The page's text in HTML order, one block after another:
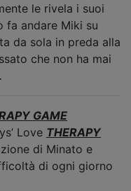
le rivela i suoi
fa andare Miki su
da sola in preda alla
che non ha mai
GAME
Love THERAPY
di Minato e
di ogni giorno